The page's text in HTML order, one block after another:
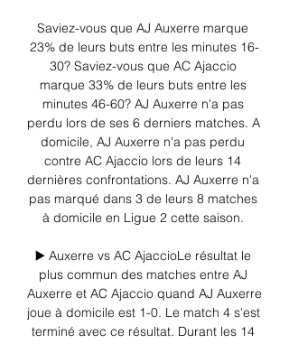
Saviez-vous que AJ Auxerre marque
23% de leurs buts entre les minutes 16-
30? Saviez-vous que AC Ajaccio
marque 33% de leurs buts entre les
minutes 46-60? AJ Auxerre n'a pas
perdu lors de ses 6 derniers matches. A
domicile, AJ Auxerre n'a pas perdu
contre AC Ajaccio lors de leurs 14
dernières confrontations. AJ Auxerre n'a
pas marqué dans 3 de leurs 8 matches
à domicile en Ligue 2 cette saison.
▶️ Auxerre vs AC AjaccioLe résultat le
plus commun des matches entre AJ
Auxerre et AC Ajaccio quand AJ Auxerre
joue à domicile est 1-0. Le match 4 s'est
terminé avec ce résultat. Durant les 14